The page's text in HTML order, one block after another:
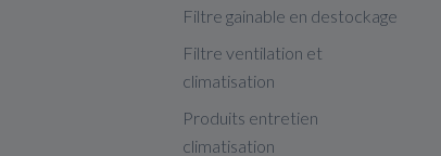
Filtre gainable en destockage
Filtre ventilation et
climatisation
Produits entretien
climatisation